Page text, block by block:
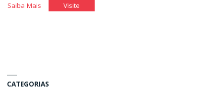
Saiba Mais"A
Visite"A
CATEGORIAS